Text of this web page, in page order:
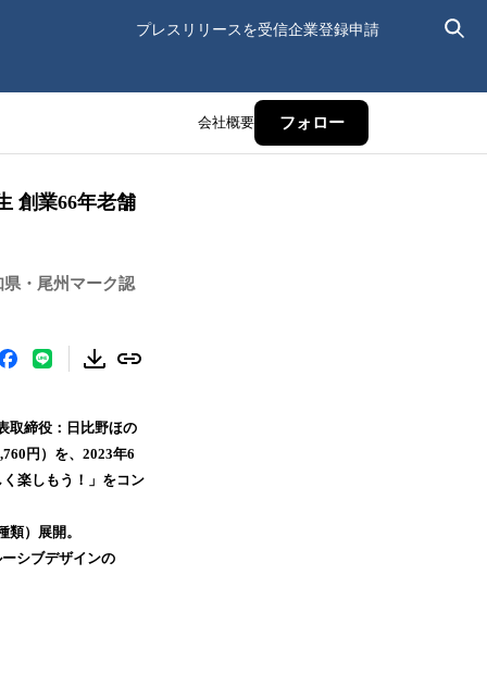
プレスリリースを受信企業登録申請
会社概要 フォロー
創業66年老舗
・尾州マーク認
取締役：日比野ほの
円）を、2023年6
楽しもう！」をコン
）展開。
シブデザインの